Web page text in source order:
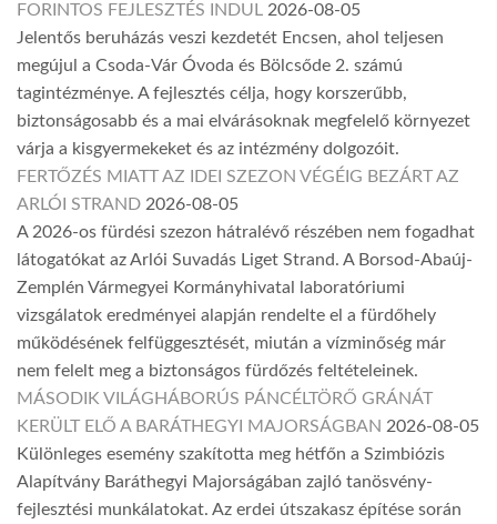
FORINTOS FEJLESZTÉS INDUL 2026-08-05
Jelentős beruházás veszi kezdetét Encsen, ahol teljesen
megújul a Csoda-Vár Óvoda és Bölcsőde 2. számú
tagintézménye. A fejlesztés célja, hogy korszerűbb,
biztonságosabb és a mai elvárásoknak megfelelő környezet
várja a kisgyermekeket és az intézmény dolgozóit.
FERTŐZÉS MIATT AZ IDEI SZEZON VÉGÉIG BEZÁRT AZ
ARLÓI STRAND 2026-08-05
A 2026-os fürdési szezon hátralévő részében nem fogadhat
látogatókat az Arlói Suvadás Liget Strand. A Borsod-Abaúj-
Zemplén Vármegyei Kormányhivatal laboratóriumi
vizsgálatok eredményei alapján rendelte el a fürdőhely
működésének felfüggesztését, miután a vízminőség már
nem felelt meg a biztonságos fürdőzés feltételeinek.
MÁSODIK VILÁGHÁBORÚS PÁNCÉLTÖRŐ GRÁNÁT
KERÜLT ELŐ A BARÁTHEGYI MAJORSÁGBAN 2026-08-05
Különleges esemény szakította meg hétfőn a Szimbiózis
Alapítvány Baráthegyi Majorságában zajló tanösvény-
fejlesztési munkálatokat. Az erdei útszakasz építése során